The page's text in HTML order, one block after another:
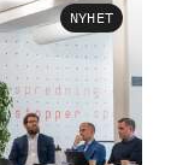
NYHET